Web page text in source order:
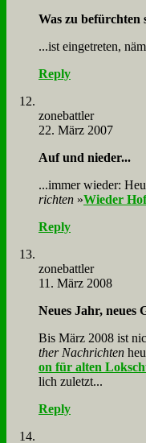
Was zu be­fürch­ten
...ist ein­ge­tre­ten,
Reply
zone­batt­ler
22. März 2007
Auf und nie­der...
...im­mer wie­der:
rich­ten »Wie­der
Reply
zone­batt­ler
11. März 2008
Neu­es Jahr, neu­es
Bis März 2008 ist
ther Nach­rich­ten
on für al­ten
lich zu­letzt...
Reply